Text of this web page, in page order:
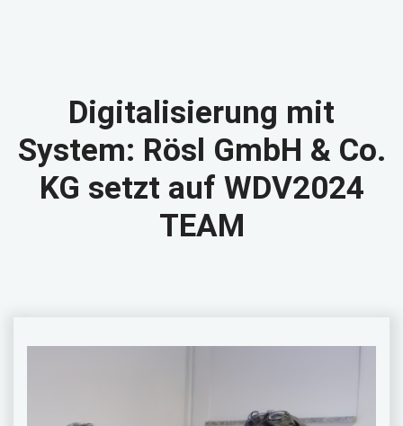
Digitalisierung mit
System: Rösl GmbH & Co.
KG setzt auf WDV2024
TEAM